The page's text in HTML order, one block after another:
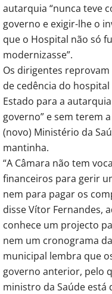
autarquia “nunca teve
governo e exigir-lhe o
que o Hospital não só
modernizasse”.
Os dirigentes
de cedência do
Estado para a
governo” e sem terem
(novo) Ministério da
mantinha.
“A Câmara não tem
financeiros para gerir
nem para pagar os
disse Vítor Fernandes,
conhece um projecto
nem um cronograma
municipal lembra que
governo anterior, pelo
ministro da Saúde está